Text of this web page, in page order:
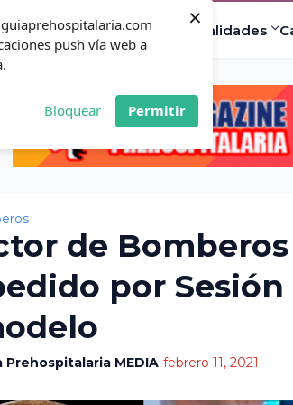
push vía web a
Bloquear Permitir
×
InicioActualidad Especialidades
de Bomberos
por
Prehospitalaria MEDIA-febrero 11, 2021